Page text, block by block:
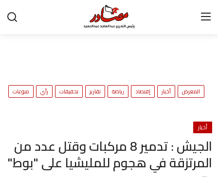
المعرض
إقتصاد
رياضة
تقارير
المعرض أخبار إقتصاد رياضة تقارير تحقيقات رأي منوعات
أخبار
الجيش : تدمير 8 مركبات وقتل عدد من
المرتزقة في هجوم للمليشيا على "بوط"